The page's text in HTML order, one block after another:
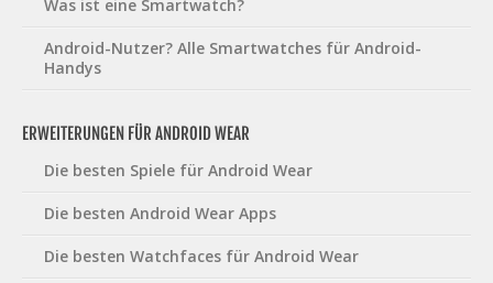
Was ist eine Smartwatch?
Android-Nutzer? Alle Smartwatches für Android-
Handys
ERWEITERUNGEN FÜR ANDROID WEAR
Die besten Spiele für Android Wear
Die besten Android Wear Apps
Die besten Watchfaces für Android Wear